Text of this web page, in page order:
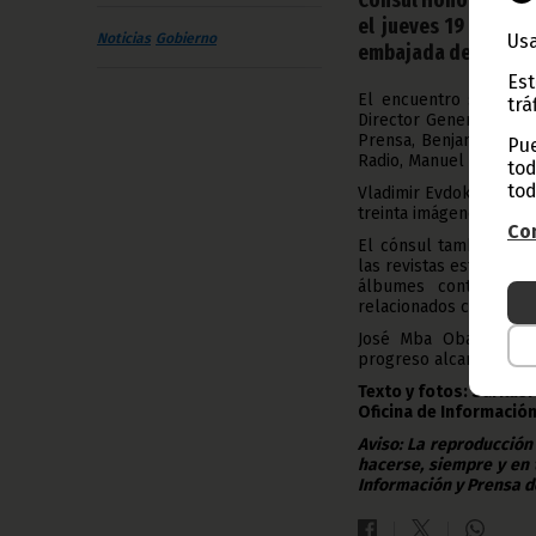
Noticias Gobierno
el jueves 19 de
embajada de su
El encuentro se ha
Director General de
Prensa, Benjamín
Radio, Manuel Ndong
Vladimir Evdokimov
treinta imágenes que
El cónsul también
las revistas están
álbumes contienen
relacionados con el
José Mba Obama
progreso alcanzado
Texto y fotos: Sarilusi
Oficina de
Aviso: La
hacerse, siempre y
Información y Prensa